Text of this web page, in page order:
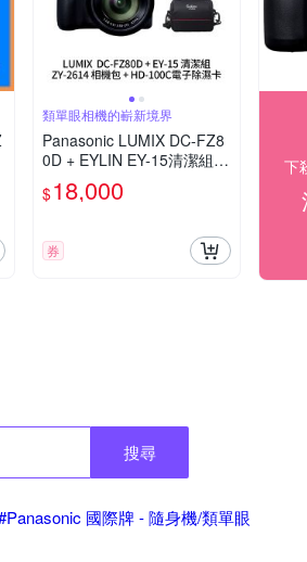
類單眼相機的嶄新境界
Panasonic LUMIX DC-FZ8
0D + EYLIN EY-15清潔組 +
SunLight ZY-2614相機包 +
EirMai 銳瑪 HD-100C電子
$18,000
券
下
搜尋
國際牌 - 隨身機/類單眼